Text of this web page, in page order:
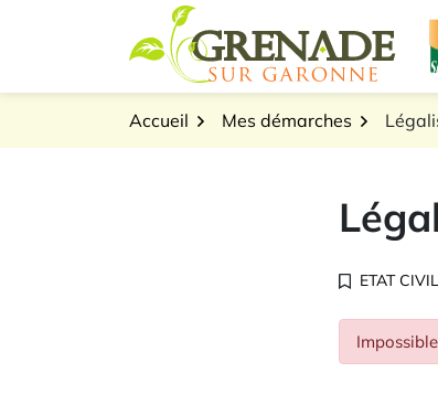
Logo Grenade
Accueil Mes démarches
ETAT CIVIL